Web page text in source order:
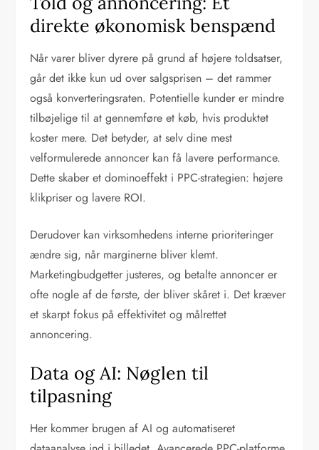
direkte økonomisk benspænd
Når varer bliver dyrere på grund af højere toldsatser,
går det ikke kun ud over salgsprisen – det rammer
også konverteringsraten. Potentielle kunder er mindre
tilbøjelige til at gennemføre et køb, hvis produktet
koster mere. Det betyder, at selv dine mest
velformulerede annoncer kan få lavere performance.
Dette skaber et dominoeffekt i PPC-strategien: højere
klikpriser og lavere ROI.
Derudover kan virksomhedens interne prioriteringer
ændre sig, når marginerne bliver klemt.
Marketingbudgetter justeres, og betalte annoncer er
ofte nogle af de første, der bliver skåret i. Det kræver
et skarpt fokus på effektivitet og målrettet
annoncering.
Data og AI: Nøglen til
tilpasning
Her kommer brugen af AI og automatiseret